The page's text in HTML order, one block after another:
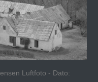
Luftfoto - Dato: